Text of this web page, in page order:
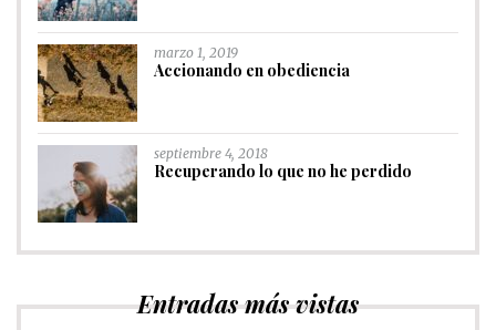
marzo 1, 2019
Accionando en obediencia
septiembre 4, 2018
Recuperando lo que no he perdido
Entradas más vistas